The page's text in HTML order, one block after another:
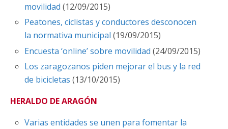
movilidad (12/09/2015)
Peatones, ciclistas y conductores desconocen
la normativa municipal (19/09/2015)
Encuesta ‘online’ sobre movilidad (24/09/2015)
Los zaragozanos piden mejorar el bus y la red
de bicicletas (13/10/2015)
HERALDO DE ARAGÓN
​Varias entidades se unen para fomentar la